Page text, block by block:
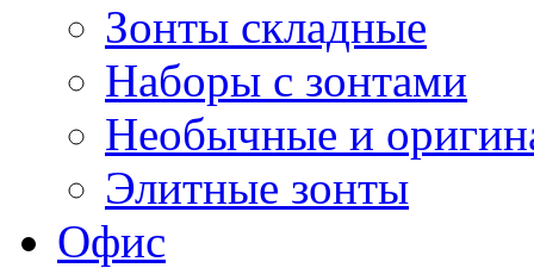
Зонты складные
Наборы с зонтами
Необычные и
Элитные зонты
Офис